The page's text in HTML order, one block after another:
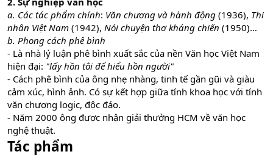
a. Các tác phẩm chính: Văn chương và hành động (1936), Thi
nhân Việt Nam (1942), Nói chuyện thơ kháng chiến (1950)…
b. Phong cách phê bình
- Là nhà lý luận phê bình xuất sắc của nền Văn học Việt Nam
hiện đại: "lấy hồn tôi để hiểu hồn người"
- Cách phê bình của ông nhẹ nhàng, tinh tế gần gũi và giàu
cảm xúc, hình ảnh. Có sự kết hợp giữa tính khoa học với tính
văn chương logic, độc đáo.
- Năm 2000 ông được nhận giải thưởng HCM về văn học
nghệ thuật.
Tác phẩm